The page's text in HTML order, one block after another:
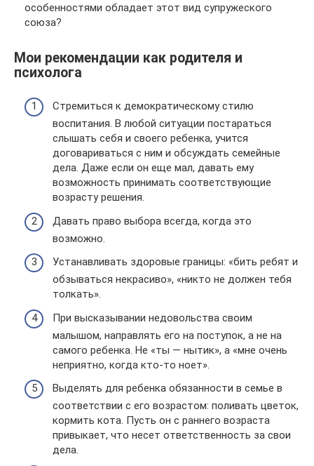
особенностями обладает этот вид супружеского
союза?
Мои рекомендации как родителя и
психолога
Стремиться к демократическому стилю
воспитания. В любой ситуации постараться
слышать себя и своего ребенка, учится
договариваться с ним и обсуждать семейные
дела. Даже если он еще мал, давать ему
возможность принимать соответствующие
возрасту решения.
Давать право выбора всегда, когда это
возможно.
Устанавливать здоровые границы: «бить ребят и
обзываться некрасиво», «никто не должен тебя
толкать».
При высказывании недовольства своим
малышом, направлять его на поступок, а не на
самого ребенка. Не «ты — нытик», а «мне очень
неприятно, когда кто-то ноет».
Выделять для ребенка обязанности в семье в
соответствии с его возрастом: поливать цветок,
кормить кота. Пусть он с раннего возраста
привыкает, что несет ответственность за свои
дела.